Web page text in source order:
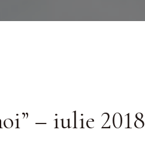
– iulie 2018